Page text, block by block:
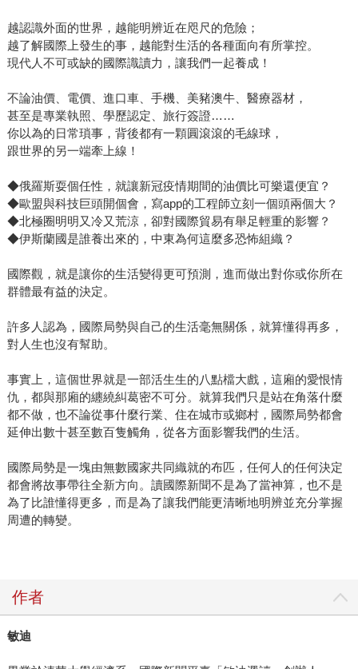
越認識外面的世界，越能明辨近在咫尺的危險；
越了解國際上發生的事，越能對生活的各種面向有所掌控。
現代人不可或缺的國際識讀力，讓我們一起養成！
不論油價、電價、進口車、手機、美豬澳牛、醫療器材，
甚至是專業執照、學歷認定、旅行簽證……
你以為的日常瑣事，背後都有一顆圓滾滾的毛線球，
跟世界的另一端牽上線！
◆俄羅斯耍個任性，就讓新冠疫情期間的油價比可樂還便宜？
◆歐盟與科技巨頭開個會，寫app的工程師立刻一個頭兩個大？
◆北極圈明明又冷又荒涼，卻對國際貿易有舉足輕重的影響？
◆伊斯蘭國是誰養出來的，中東為何這麼多恐怖組織？
國際觀，就是讓你的生活變得更可預測，進而做出對你或你所在
群體最有益的決定。
許多人認為，國際局勢與自己的生活毫無關係，就算懂得再多，
對人生也沒有幫助。
事實上，這個世界就是一部活生生的八點檔大戲，這廂的愛恨情
仇，都與那廂的纏繞糾葛密不可分。就算我們只是站在角落什麼
都不做，也不論從事什麼行業、住在城市或鄉村，國際局勢都會
延伸出數十甚至數百隻觸角，從各方面影響我們的生活。
國際局勢是一塊由無數國家共同織就的布匹，任何人的任何決定
都會將故事帶往全新方向。讀國際新聞不是為了當神算，也不是
為了比誰懂得更多，而是為了讓我們能更清晰地明辨並充分掌握
周遭的轉變。
作者
敏迪